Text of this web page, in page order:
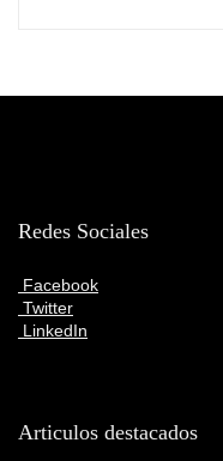
Redes Sociales
Facebook
Twitter
LinkedIn
Articulos destacados